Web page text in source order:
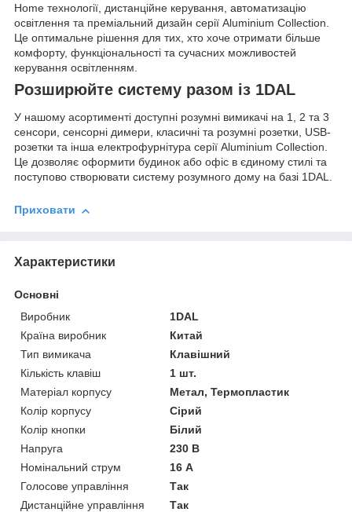
Home технології, дистанційне керування, автоматизацію
освітлення та преміальний дизайн серії Aluminium Collection.
Це оптимальне рішення для тих, хто хоче отримати більше
комфорту, функціональності та сучасних можливостей
керування освітленням.
Розширюйте систему разом із 1DAL
У нашому асортименті доступні розумні вимикачі на 1, 2 та 3
сенсори, сенсорні димери, класичні та розумні розетки, USB-
розетки та інша електрофурнітура серії Aluminium Collection.
Це дозволяє оформити будинок або офіс в єдиному стилі та
поступово створювати систему розумного дому на базі 1DAL.
Приховати
Характеристики
Основні
Виробник
1DAL
Країна виробник
Китай
Тип вимикача
Клавішний
Кількість клавіш
1 шт.
Матеріал корпусу
Метал, Термопластик
Колір корпусу
Сірий
Колір кнопки
Білий
Напруга
230 В
Номінальний струм
16 А
Голосове управління
Так
Дистанційне управління
Так